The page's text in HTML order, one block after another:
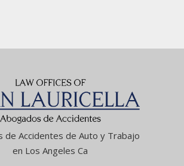
de Accidentes de Auto y Trabajo
en Los Angeles Ca